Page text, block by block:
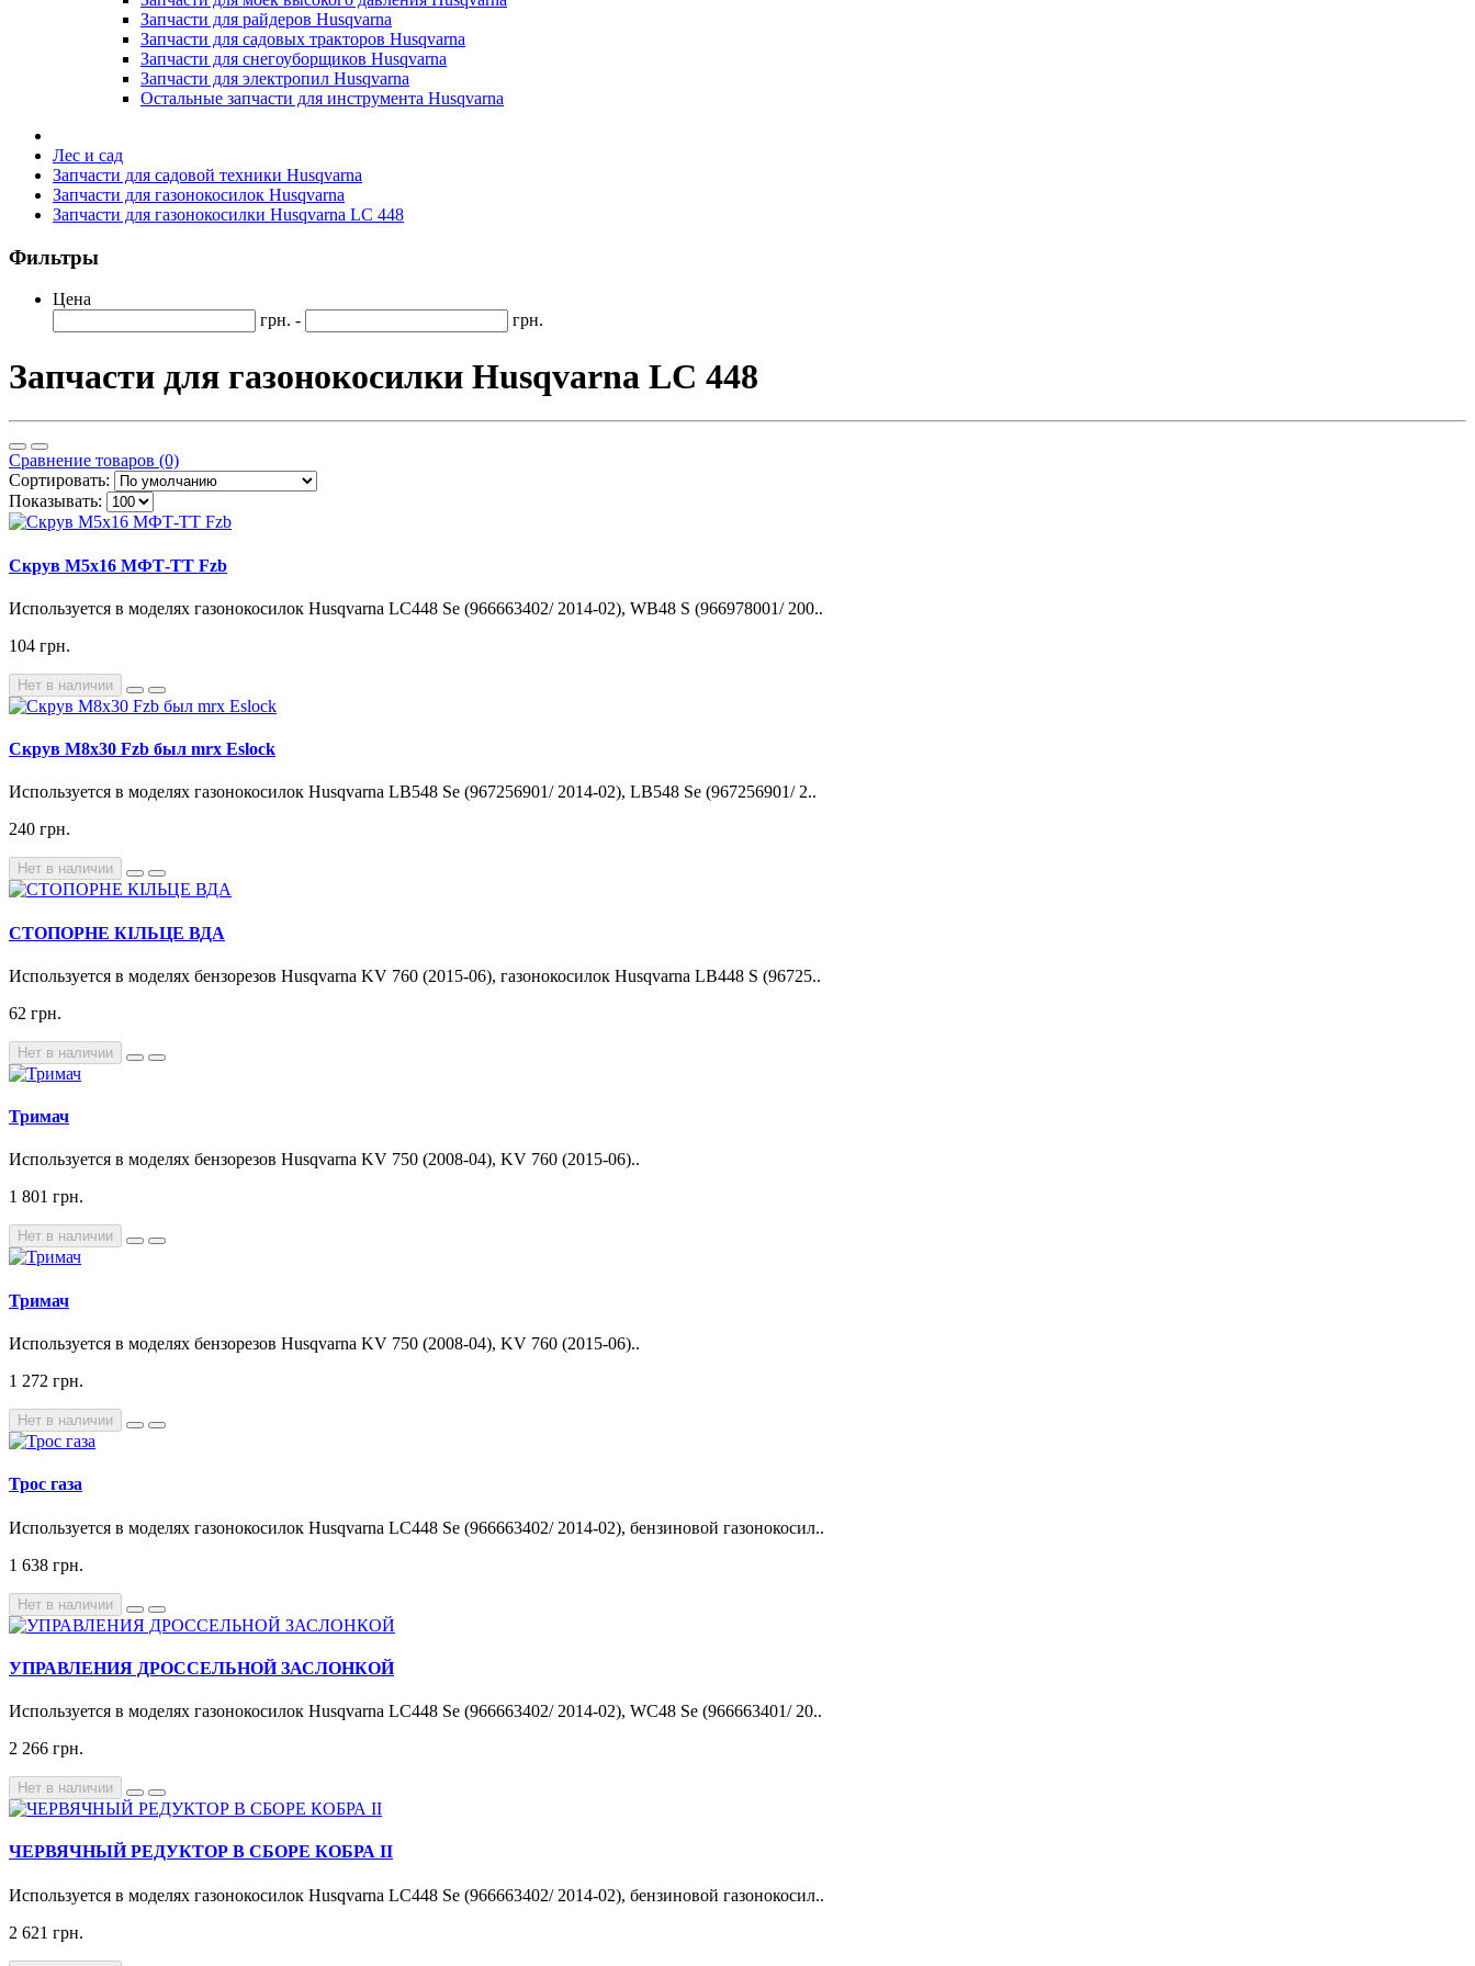
Запчасти для райдеров Husqvarna
Запчасти для садовых тракторов Husqvarna
Запчасти для снегоуборщиков Husqvarna
Запчасти для электропил Husqvarna
Остальные запчасти для инструмента Husqvarna
Лес и сад
Запчасти для садовой техники Husqvarna
Запчасти для газонокосилок Husqvarna
Запчасти для газонокосилки Husqvarna LC 448
Фильтры
Цена
грн. -
грн.
Запчасти для газонокосилки Husqvarna LC 448
Сравнение товаров (0)
Сортировать:
Показывать:
Скрув M5x16 МФТ-ТТ Fzb
Используется в моделях газонокосилок Husqvarna LC448 Se (966663402/ 2014-02), WB48 S (966978001/ 200..
104 грн.
Нет в наличии
Скрув M8x30 Fzb был mrx Eslock
Используется в моделях газонокосилок Husqvarna LB548 Se (967256901/ 2014-02), LB548 Se (967256901/ 2..
240 грн.
Нет в наличии
СТОПОРНЕ КІЛЬЦЕ ВДА
Используется в моделях бензорезов Husqvarna KV 760 (2015-06), газонокосилок Husqvarna LB448 S (96725..
62 грн.
Нет в наличии
Тримач
Используется в моделях бензорезов Husqvarna KV 750 (2008-04), KV 760 (2015-06)..
1 801 грн.
Нет в наличии
Тримач
Используется в моделях бензорезов Husqvarna KV 750 (2008-04), KV 760 (2015-06)..
1 272 грн.
Нет в наличии
Трос газа
Используется в моделях газонокосилок Husqvarna LC448 Se (966663402/ 2014-02), бензиновой газонокосил..
1 638 грн.
Нет в наличии
УПРАВЛЕНИЯ ДРОССЕЛЬНОЙ ЗАСЛОНКОЙ
Используется в моделях газонокосилок Husqvarna LC448 Se (966663402/ 2014-02), WC48 Se (966663401/ 20..
2 266 грн.
Нет в наличии
ЧЕРВЯЧНЫЙ РЕДУКТОР В СБОРЕ КОБРА II
Используется в моделях газонокосилок Husqvarna LC448 Se (966663402/ 2014-02), бензиновой газонокосил..
2 621 грн.